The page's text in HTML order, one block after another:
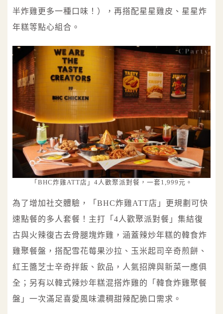
半炸雞更多一種口味！），再搭配星星雞皮、星星炸
年糕等點心組合。
「BHC炸雞ATT店」4人歡聚派對餐，一套1,999元。
為了增加社交體驗，「BHC炸雞ATT店」更規劃可快
速點餐的多人套餐！主打「4人歡聚派對餐」集結復
古與火辣復古去骨腿塊炸雞，涵蓋辣炒年糕的韓食炸
雞聚餐盤，搭配雪花莓果沙拉、玉米起司辛奇煎餅、
紅王醬芝士辛奇拌飯、飲品，人氣招牌與新菜一應俱
全；另有以韓式辣炒年糕混搭炸雞的「韓食炸雞聚餐
盤」一次滿足喜愛風味濃稠甜辣配脆口需求。